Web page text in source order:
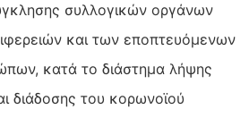
συλλογικών οργάνων
και των εποπτευόμενων
κατά το διάστημα λήψης
διάδοσης του κορωνοϊού